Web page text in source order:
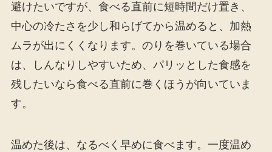
避けたいですが、食べる直前に短時間だけ置き、
中心の冷たさを少し和らげてから温めると、加熱
ムラが出にくくなります。のりを巻いている場合
は、しんなりしやすいため、パリッとした食感を
残したいなら食べる直前に巻くほうが向いていま
す。
温めた後は、なるべく早めに食べます。一度温め